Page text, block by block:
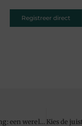
Registreer direct
Dameskleding: een wereld vol stijl en variatie